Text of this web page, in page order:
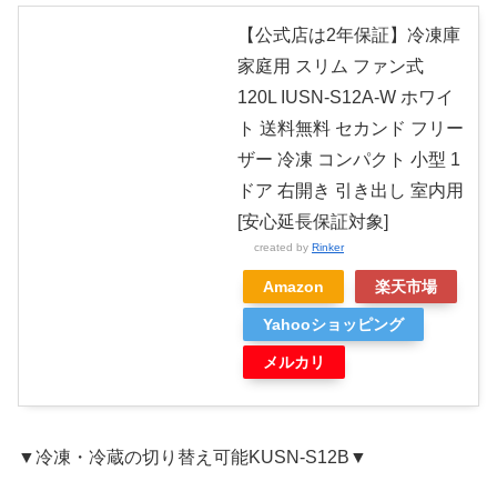
【公式店は2年保証】冷凍庫
家庭用 スリム ファン式
120L IUSN-S12A-W ホワイ
ト 送料無料 セカンド フリー
ザー 冷凍 コンパクト 小型 1
ドア 右開き 引き出し 室内用
[安心延長保証対象]
created by Rinker
Amazon 楽天市場
Yahooショッピング
メルカリ
▼冷凍・冷蔵の切り替え可能KUSN-S12B▼